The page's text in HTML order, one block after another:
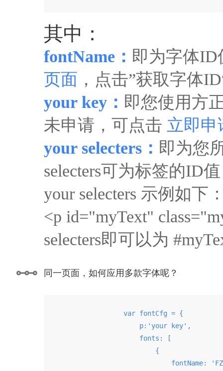
其中：
fontName： 即为字体
页面 ，点击”获取字体
your key： 即您使用方
未申请，可点击 立即申
your selecters： 即为您
selecters可为标签的ID
your selecters 示例如下
<p id="myText"
selecters即可以为
同一页面，如何应用多款字体呢？
                    var fontCfg = {
                        p:'your key',
                        fonts: [
                            {
fontName: